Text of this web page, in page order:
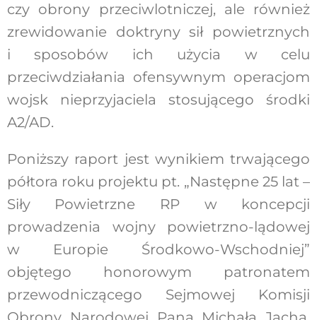
czy obrony przeciwlotniczej, ale również
zrewidowanie doktryny sił powietrznych
i sposobów ich użycia w celu
przeciwdziałania ofensywnym operacjom
wojsk nieprzyjaciela stosującego środki
A2/AD.
Poniższy raport jest wynikiem trwającego
półtora roku projektu pt. „Następne 25 lat –
Siły Powietrzne RP w koncepcji
prowadzenia wojny powietrzno-lądowej
w Europie Środkowo-Wschodniej”
objętego honorowym patronatem
przewodniczącego Sejmowej Komisji